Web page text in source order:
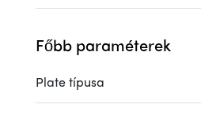
Főbb paraméterek
Plate típusa